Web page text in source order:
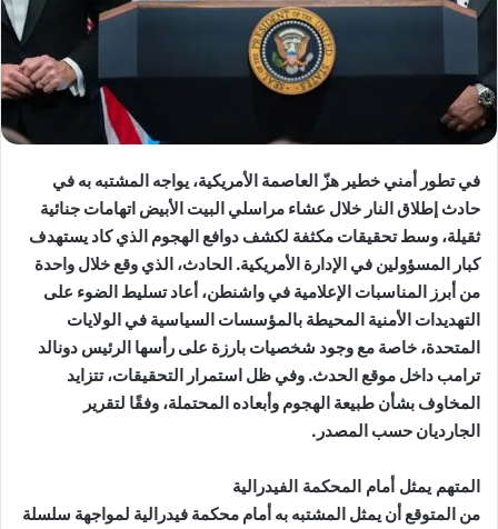
في تطور أمني خطير هزّ العاصمة الأمريكية، يواجه المشتبه به في
حادث إطلاق النار خلال عشاء مراسلي البيت الأبيض اتهامات جنائية
ثقيلة، وسط تحقيقات مكثفة لكشف دوافع الهجوم الذي كاد يستهدف
كبار المسؤولين في الإدارة الأمريكية. الحادث، الذي وقع خلال واحدة
من أبرز المناسبات الإعلامية في واشنطن، أعاد تسليط الضوء على
التهديدات الأمنية المحيطة بالمؤسسات السياسية في الولايات
المتحدة، خاصة مع وجود شخصيات بارزة على رأسها الرئيس دونالد
ترامب داخل موقع الحدث. وفي ظل استمرار التحقيقات، تتزايد
المخاوف بشأن طبيعة الهجوم وأبعاده المحتملة، وفقًا لتقرير
الجارديان حسب المصدر.
المتهم يمثل أمام المحكمة الفيدرالية
من المتوقع أن يمثل المشتبه به أمام محكمة فيدرالية لمواجهة سلسلة